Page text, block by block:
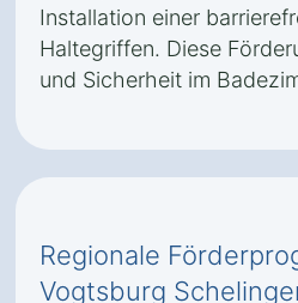
Installation einer
Haltegriffen. Diese
und Sicherheit im
Regionale
Vogtsburg